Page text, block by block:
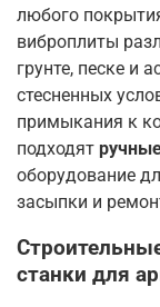
любого
виброплиты
грунте, песке и
стесненных
примыкания к
подходят
оборудование
засыпки и
станки для